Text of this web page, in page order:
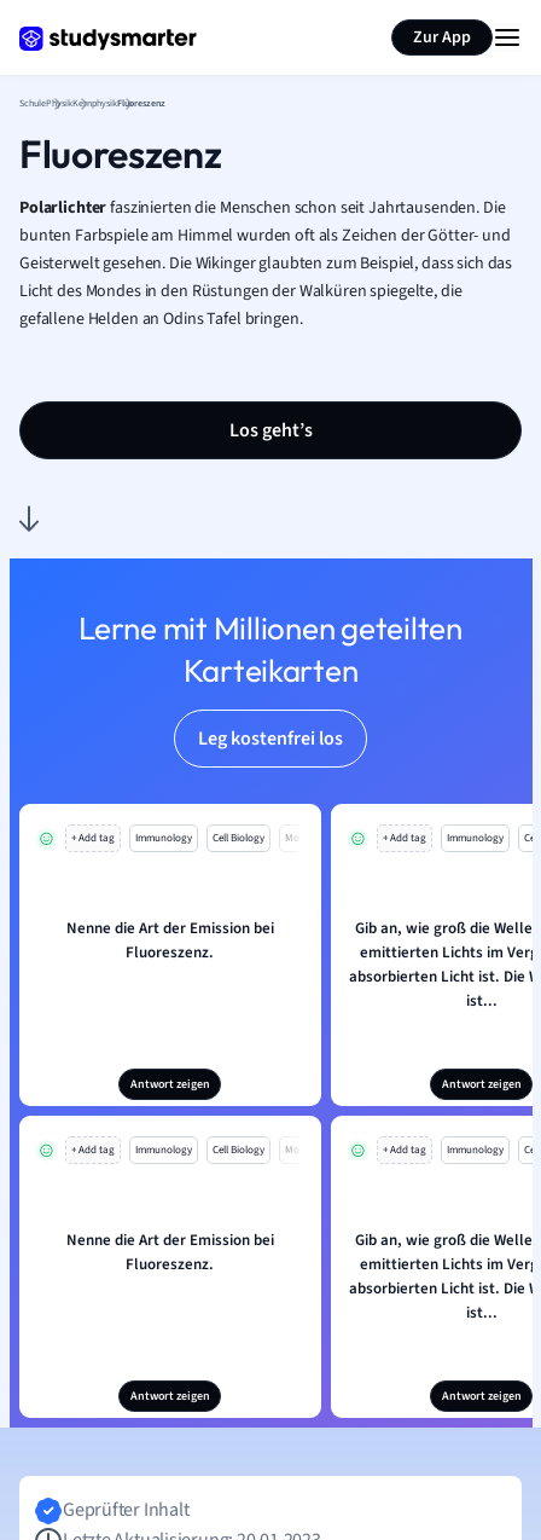
Zur App
SchulePhysikKernphysikFluoreszenz
Fluoreszenz
Polarlichterfaszinierten die Menschen schon seit Jahrtausenden. Die
bunten Farbspiele am Himmel wurden oft als Zeichen der Götter- und
Geisterwelt gesehen. Die Wikinger glaubten zum Beispiel, dass sich das
Licht des Mondes in den Rüstungen der Walküren spiegelte, die
gefallene Helden an Odins Tafel bringen.
Los geht’s
Lerne mit Millionen geteilten
Karteikarten
Leg kostenfrei los
+ Add tag Immunology Cell Biology Mo
Nenne die Art der Emission bei
Fluoreszenz.
Antwort zeigen
+ Add tag Immunology
Gib an, wie groß die
emittierten Lichts im
absorbierten Licht ist. Die
ist...
Antwort zeigen
+ Add tag Immunology Cell Biology Mo
Nenne die Art der Emission bei
Fluoreszenz.
Antwort zeigen
+ Add tag Immunology
Gib an, wie groß die
emittierten Lichts im
absorbierten Licht ist. Die
ist...
Antwort zeigen
Seite zusammenfassen
Geprüfter Inhalt